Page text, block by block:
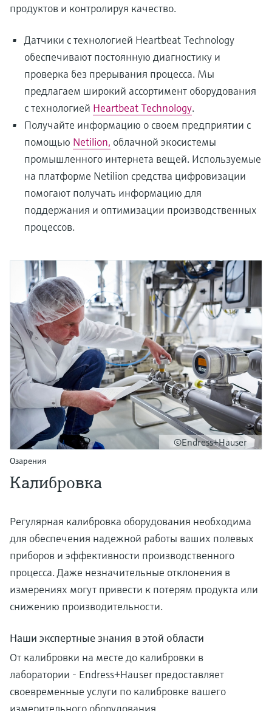
продуктов и контролируя качество.
Датчики с технологией Heartbeat Technology
обеспечивают постоянную диагностику и
проверка без прерывания процесса. Мы
предлагаем широкий ассортимент оборудования
с технологией Heartbeat Technology.
Получайте информацию о своем предприятии с
помощью Netilion, облачной экосистемы
промышленного интернета вещей. Используемые
на платформе Netilion средства цифровизации
помогают получать информацию для
поддержания и оптимизации производственных
процессов.
©Endress+Hauser
Озарения
Калибровка
Регулярная калибровка оборудования необходима
для обеспечения надежной работы ваших полевых
приборов и эффективности производственного
процесса. Даже незначительные отклонения в
измерениях могут привести к потерям продукта или
снижению производительности.
Наши экспертные знания в этой области
От калибровки на месте до калибровки в
лаборатории - Endress+Hauser предоставляет
своевременные услуги по калибровке вашего
измерительного оборудования.